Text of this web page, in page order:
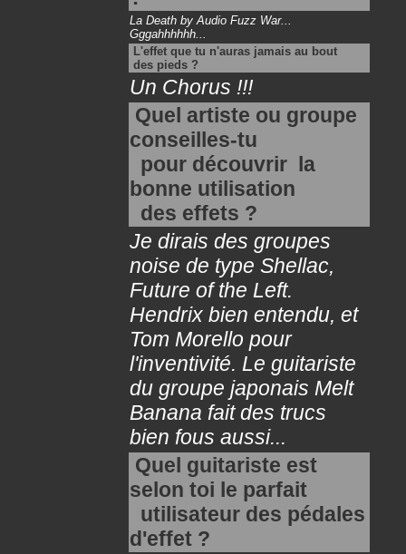
La Death by Audio Fuzz War...
Gggahhhhhh...
L'effet que tu n'auras jamais au bout
des pieds ?
Un Chorus !!!
Quel artiste ou groupe
conseilles-tu
pour découvrir la
bonne utilisation
des effets ?
Je dirais des groupes
noise de type Shellac,
Future of the Left.
Hendrix bien entendu, et
Tom Morello pour
l'inventivité. Le guitariste
du groupe japonais Melt
Banana fait des trucs
bien fous aussi...
Quel guitariste est
selon toi le parfait
utilisateur des pédales
d'effet ?